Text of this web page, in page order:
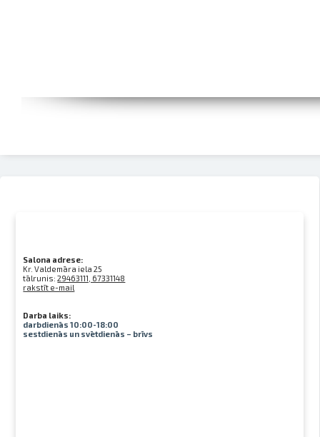
Salona adrese:
Kr. Valdemāra iela 25
tālrunis:29463111, 67331148
rakstīt e-mail
Darba laiks:
darbdienās 10:00-18:00
sestdienās un svētdienās – brīvs